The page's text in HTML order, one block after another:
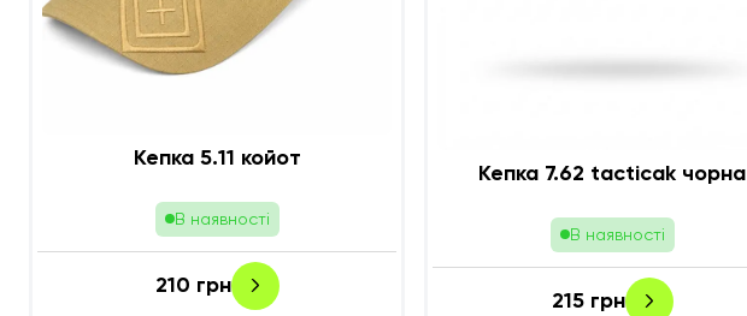
Кепка 5.11 койот
В наявності
210 грн
Кепка 7.62 tacticak чорна
В наявності
215грн